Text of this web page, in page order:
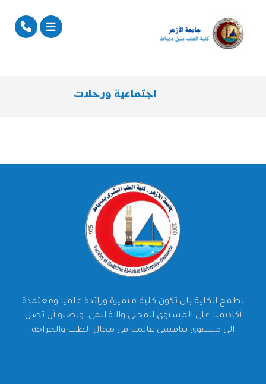
اجتماعية ورحلات
تطمح الكلية بان تكون كلية متميزة ورائدة علميا ومعتمدة
أكاديميا على المستوى المحلى والاقليمى، وتصبو أن تصل
الى مستوى تنافسى عالميا فى مجال الطب والجراحة